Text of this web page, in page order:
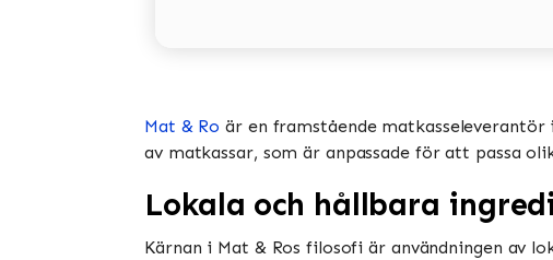
Mat & Ro är en framstående
av matkassar, som är anpassade för att passa
Lokala och hållbara
Kärnan i Mat & Ros filosofi är användningen av